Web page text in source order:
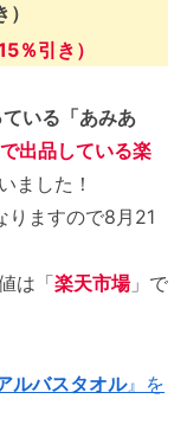
％引き）
いる「あみあ
出品している楽
ました！
りますので8月21
は「楽天市場」で
ルバスタオル』を